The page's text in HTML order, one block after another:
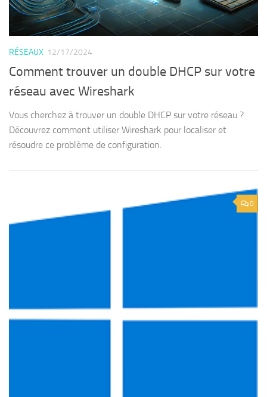
RÉSEAUX 12/17/2024
Comment trouver un double DHCP sur votre
réseau avec Wireshark
Vous cherchez à trouver un double DHCP sur votre réseau ?
Découvrez comment utiliser Wireshark pour localiser et
résoudre ce problème de configuration.
0